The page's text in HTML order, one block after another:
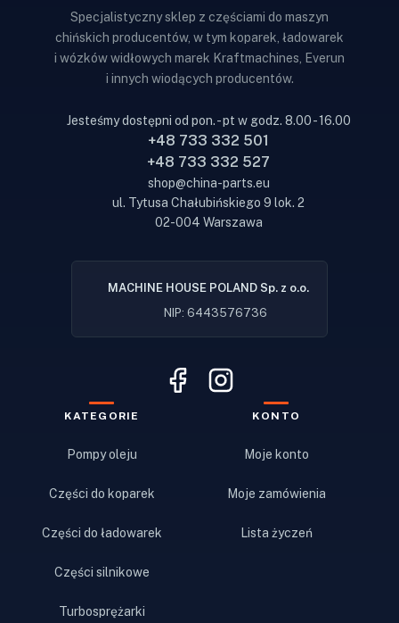
Specjalistyczny sklep z częściami do maszyn
chińskich producentów, w tym koparek, ładowarek
i wózków widłowych marek Kraftmachines, Everun
i innych wiodących producentów.
Jesteśmy dostępni od pon. - pt w godz. 8.00 - 16.00
+48 733 332 501
+48 733 332 527
shop@china-parts.eu
ul. Tytusa Chałubińskiego 9 lok. 2
02-004 Warszawa
MACHINE HOUSE POLAND Sp. z o.o.
NIP: 6443576736
KATEGORIE
Pompy oleju
Części do koparek
Części do ładowarek
Części silnikowe
Turbosprężarki
KONTO
Moje konto
Moje zamówienia
Lista życzeń